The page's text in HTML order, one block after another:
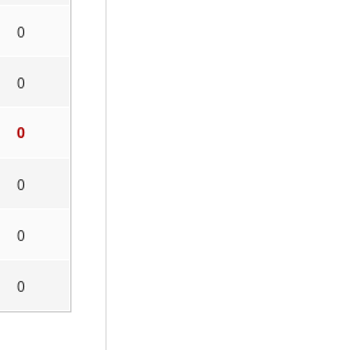
0
0
0
0
0
0